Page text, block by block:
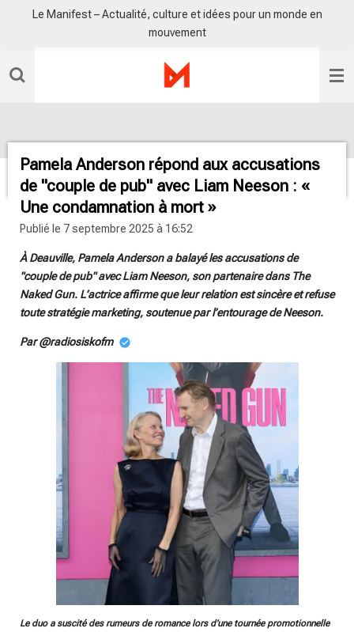
Passer
principal
Le Manifest – Actualité, culture et idées pour un monde en
mouvement
Pamela Anderson répond aux accusations
de "couple de pub" avec Liam Neeson : «
Une condamnation à mort »
Publié le 7 septembre 2025 à 16:52
À Deauville, Pamela Anderson a balayé les accusations de
"couple de pub" avec Liam Neeson, son partenaire dans The
Naked Gun. L’actrice affirme que leur relation est sincère et refuse
toute stratégie marketing, soutenue par l’entourage de Neeson.
Par @radiosiskofm
Le duo a suscité des rumeurs de romance lors d’une tournée promotionnelle